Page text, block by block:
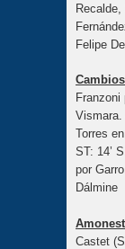
Felipe
Cambios
Franzoni
Vismara.
Torres
ST: 14’
por
Dálmine
Castet